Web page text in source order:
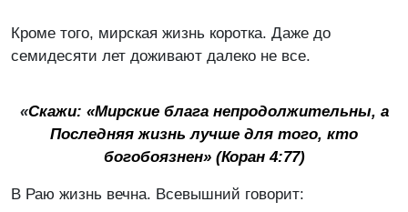
Кроме того, мирская жизнь коротка. Даже до
семидесяти лет доживают далеко не все.
«Скажи: «Мирские блага непродолжительны, а
Последняя жизнь лучше для того, кто
богобоязнен» (Коран 4:77)
В Раю жизнь вечна. Всевышний говорит: